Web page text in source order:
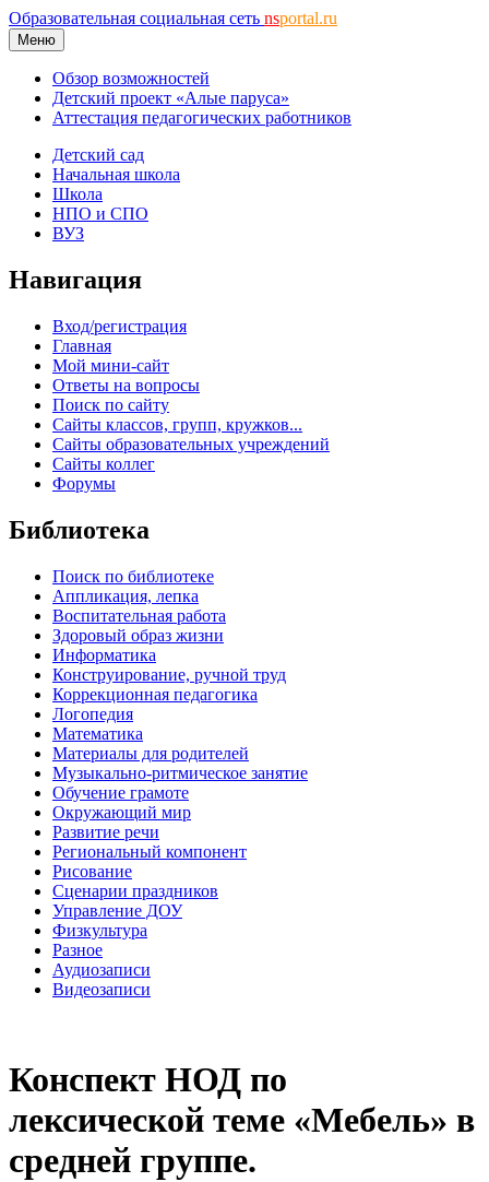
Образовательная социальная сеть nsportal.ru
Меню
Обзор возможностей
Детский проект «Алые паруса»
Аттестация педагогических работников
Детский сад
Начальная школа
Школа
НПО и СПО
ВУЗ
Навигация
Вход/регистрация
Главная
Мой мини-сайт
Ответы на вопросы
Поиск по сайту
Сайты классов, групп, кружков...
Сайты образовательных учреждений
Сайты коллег
Форумы
Библиотека
Поиск по библиотеке
Аппликация, лепка
Воспитательная работа
Здоровый образ жизни
Информатика
Конструирование, ручной труд
Коррекционная педагогика
Логопедия
Математика
Материалы для родителей
Музыкально-ритмическое занятие
Обучение грамоте
Окружающий мир
Развитие речи
Региональный компонент
Рисование
Сценарии праздников
Управление ДОУ
Физкультура
Разное
Аудиозаписи
Видеозаписи
Конспект НОД по
лексической теме «Мебель» в
средней группе.